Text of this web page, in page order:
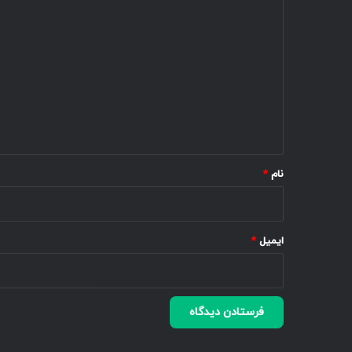
نام *
ایمیل *